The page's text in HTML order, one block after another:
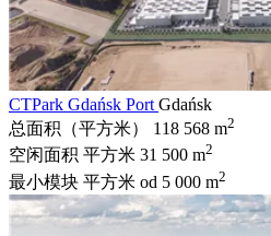
CTPark Gdańsk Port Gdańsk
总面积（平方米）
118 568 m2
空闲面积 平方米 31 500 m2
最小模块 平方米 od 5 000 m2